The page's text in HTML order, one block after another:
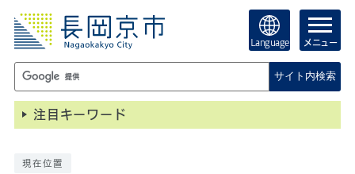
Language メニュー
サイト内検索
注目キーワード
現在位置